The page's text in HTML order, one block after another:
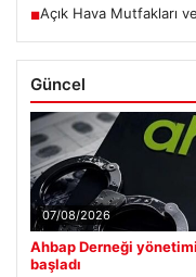
■Açık Hava Mutfakları
Güncel
07/08/2026
Ahbap Derneği
başladı